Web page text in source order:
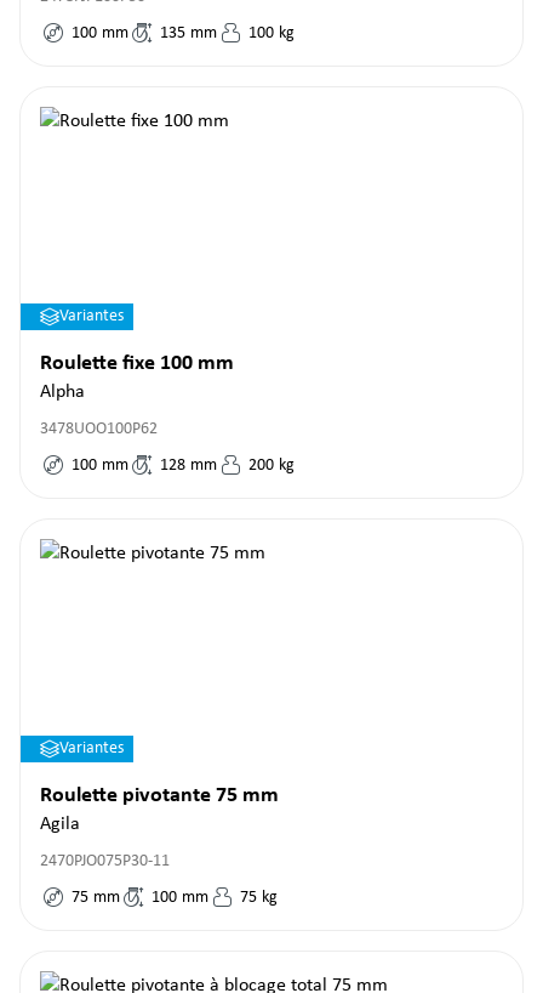
100 mm 135 mm 100 kg
Variantes
Roulette fixe 100 mm
Alpha
3478UOO100P62
100 mm 128 mm 200 kg
Variantes
Roulette pivotante 75 mm
Agila
2470PJO075P30-11
75 mm 100 mm 75 kg